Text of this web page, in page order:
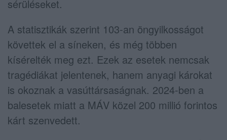
sérüléseket.
A statisztikák szerint 103-an öngyilkosságot
követtek el a síneken, és még többen
kísérelték meg ezt. Ezek az esetek nemcsak
tragédiákat jelentenek, hanem anyagi károkat
is okoznak a vasúttársaságnak. 2024-ben a
balesetek miatt a MÁV közel 200 millió forintos
kárt szenvedett.